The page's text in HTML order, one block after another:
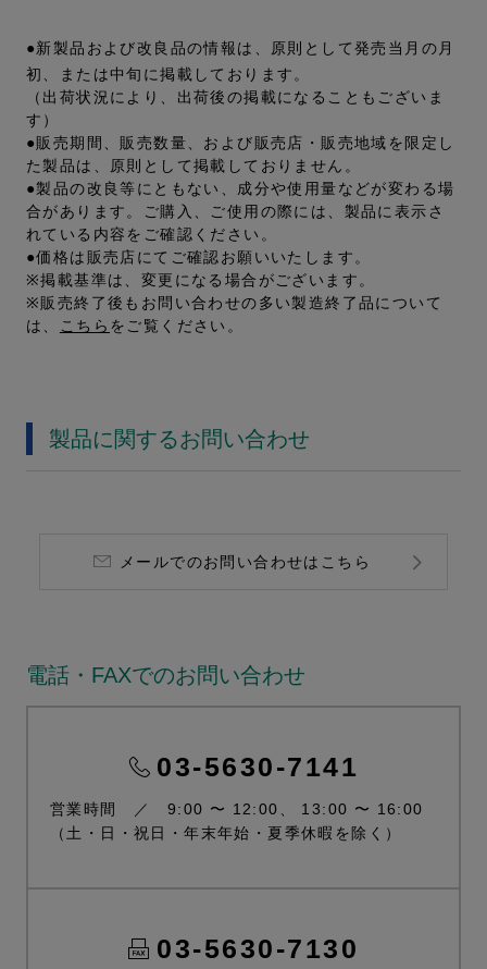
●新製品および改良品の情報は、原則として発売当月の月
初、または中旬に掲載しております。
（出荷状況により、出荷後の掲載になることもございま
す）
●販売期間、販売数量、および販売店・販売地域を限定し
た製品は、原則として掲載しておりません。
●製品の改良等にともない、成分や使用量などが変わる場
合があります。ご購入、ご使用の際には、製品に表示さ
れている内容をご確認ください。
●価格は販売店にてご確認お願いいたします。
※掲載基準は、変更になる場合がございます。
※販売終了後もお問い合わせの多い製造終了品について
は、
こちら をご覧ください。
製品に関するお問い合わせ
メールでのお問い合わせはこちら
電話・FAXでのお問い合わせ
03-5630-7141
営業時間 ／ 9:00 〜 12:00、 13:00 〜 16:00
（土・日・祝日・年末年始・夏季休暇を除く）
03-5630-7130